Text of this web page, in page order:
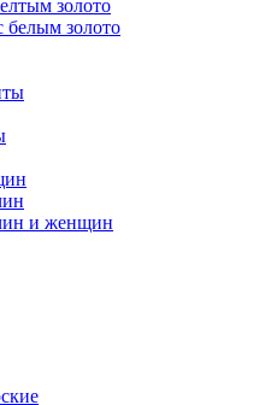
золото
белым золото
и женщин